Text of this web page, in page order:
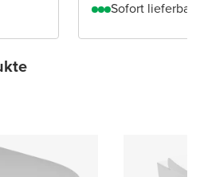
Sofort lieferbar